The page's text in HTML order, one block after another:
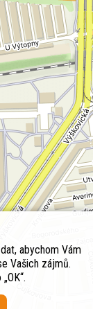
abychom Vám
Vašich zájmů.